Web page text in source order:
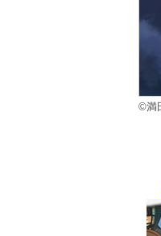
©満